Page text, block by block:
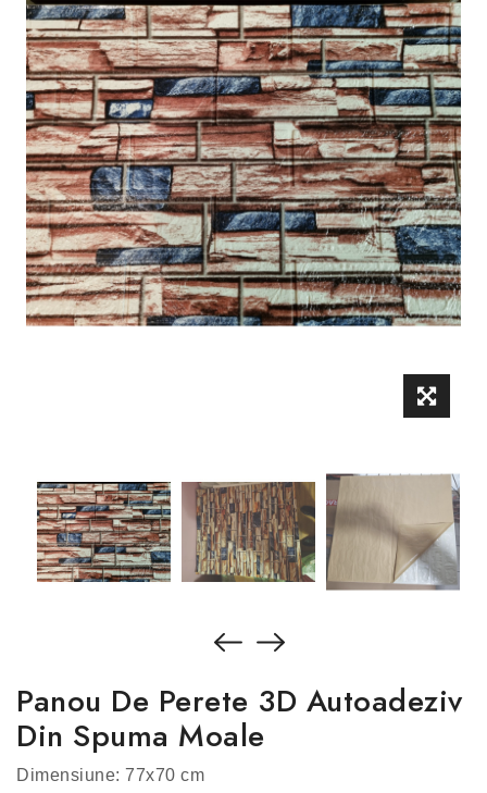
Panou De Perete 3D Autoadeziv
Din Spuma Moale
Dimensiune: 77x70 cm